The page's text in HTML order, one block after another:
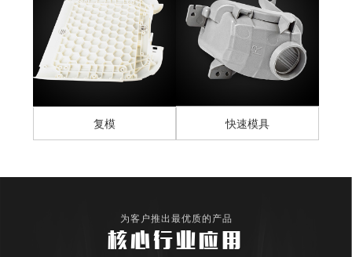
复模 快速模具
为客户推出最优质的产品
核心行业应用